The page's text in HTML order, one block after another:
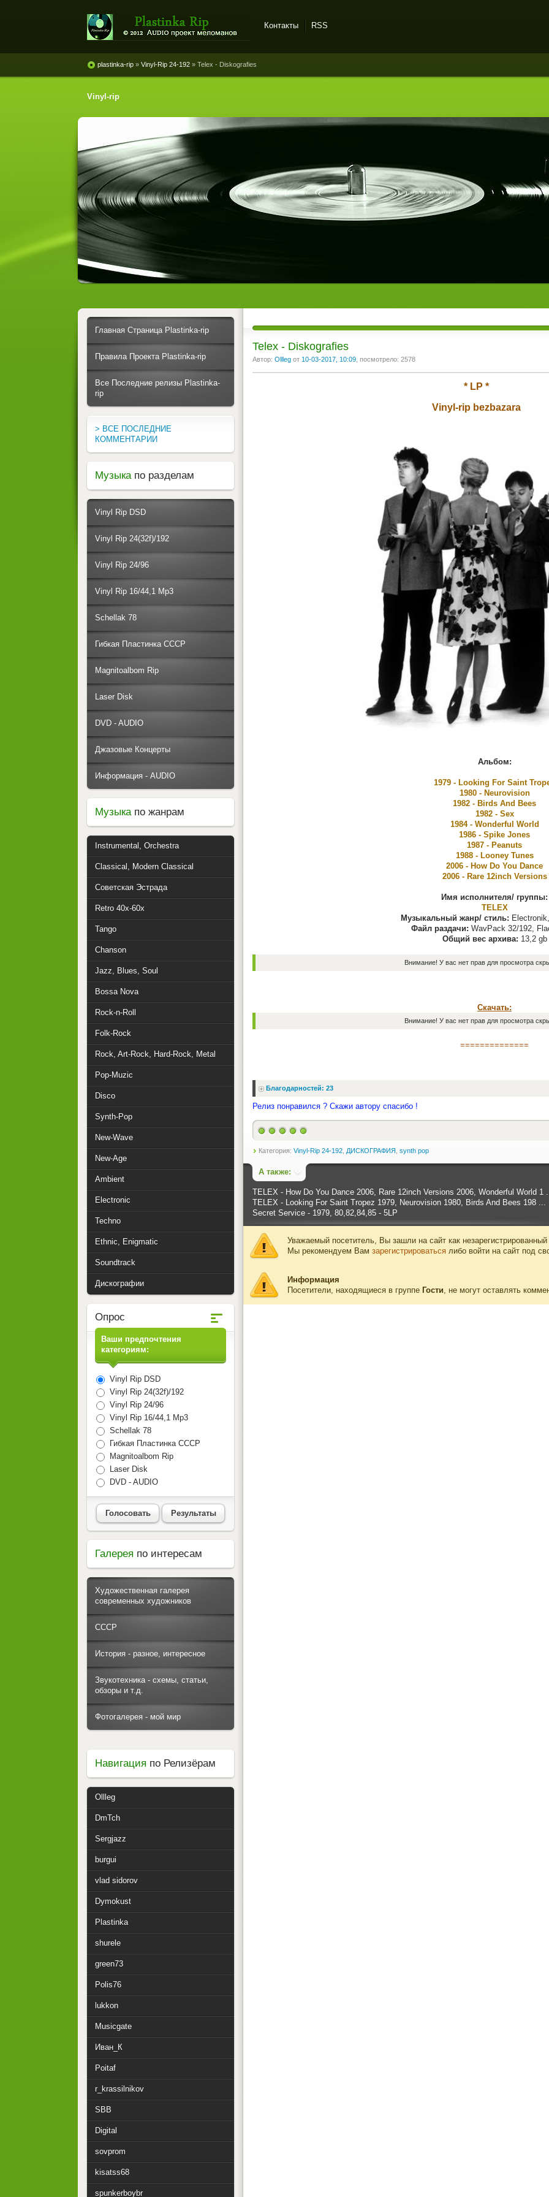
винила и магнитоальбомов
Контакты RSS
plastinka-rip » Vinyl-Rip 24-192 » Telex - Diskografies
Vinyl-rip
Telex - Diskografies
Автор: Ollleg от 10-03-2017, 10:09 , посмотрело: 2578
* LP *
Vinyl-rip bezbazara
Альбом:
1979 - Looking For Saint
1980 - Neurovision
1982 - Birds And Bees
1982 - Sex
1984 - Wonderful World
1986 - Spike Jones
1987 - Peanuts
1988 - Looney Tunes
2006 - How Do You Dance
2006 - Rare 12inch Versions
Имя исполнителя/ группы:
TELEX
Музыкальный жанр/ стиль:
Файл раздачи: WavPack 32/192,
Общий вес архива: 13,2 gb
Внимание! У вас нет прав для просмотра
Скачать:
Внимание! У вас нет прав для просмотра
==============
Благодарностей: 23
Релиз понравился ? Скажи автору спасибо !
Категория: Vinyl-Rip 24-192 ДИСКОГРАФИЯ synth pop
А также:
TELEX - How Do You Dance 2006, Rare 12inch Versions 2006, Wonderful World 1
TELEX - Looking For Saint Tropez 1979, Neurovision 1980, Birds And Bees 198 ...
Secret Service - 1979, 80,82,84,85 - 5LP
Уважаемый посетитель, Вы зашли на сайт как
Мы рекомендуем Вам зарегистрироваться либо войти на сайт под
Информация
Посетители, находящиеся в группе Гости, не могут оставлять
Главная Страница Plastinka-rip
Правила Проекта Plastinka-rip
Все Последние релизы Plastinka-
rip
> ВСЕ ПОСЛЕДНИЕ
КОММЕНТАРИИ
Музыка по разделам
Vinyl Rip DSD
Vinyl Rip 24(32f)/192
Vinyl Rip 24/96
Vinyl Rip 16/44,1 Mp3
Schellak 78
Гибкая Пластинка СССР
Magnitoalbom Rip
Laser Disk
DVD - AUDIO
Джазовые Концерты
Информация - AUDIO
Музыкапо жанрам
Instrumental, Orchestra
Classical, Modern Classical
Советская Эстрада
Retro 40x-60x
Tango
Chanson
Jazz, Blues, Soul
Bossa Nova
Rock-n-Roll
Folk-Rock
Rock, Art-Rock, Hard-Rock, Metal
Pop-Muzic
Disco
Synth-Pop
New-Wave
New-Age
Ambient
Electronic
Techno
Ethnic, Enigmatic
Soundtrack
Дискографии
Опрос
Ваши предпочтения
категориям:
Vinyl Rip DSD
Vinyl Rip 24(32f)/192
Vinyl Rip 24/96
Vinyl Rip 16/44,1 Mp3
Schellak 78
Гибкая Пластинка СССР
Magnitoalbom Rip
Laser Disk
DVD - AUDIO
Голосовать Результаты
Галерея по интересам
Художественная галерея
современных художников
СССР
История - разное, интересное
Звукотехника - схемы, статьи,
обзоры и т.д.
Фотогалерея - мой мир
Навигация по Релизёрам
Ollleg
DmTch
Sergjazz
burgui
vlad sidorov
Dymokust
Plastinka
shurele
green73
Polis76
lukkon
Musicgate
Иван_К
Poitaf
r_krassilnikov
SBB
Digital
sovprom
kisatss68
spunkerboybr